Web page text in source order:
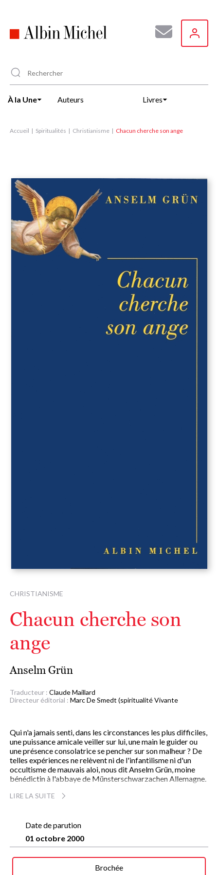
principal
À la Une Auteurs Livres
Accueil Spiritualités Christianisme Chacun cherche son ange
CHRISTIANISME
Chacun cherche son
ange
Anselm Grün
Traducteur : Claude Maillard
Directeur éditorial : Marc De Smedt (spiritualité Vivante
Qui n'a jamais senti, dans les circonstances les plus difficiles,
une puissance amicale veiller sur lui, une main le guider ou
une présence consolatrice se pencher sur son malheur ? De
telles expériences ne relèvent ni de l'infantilisme ni d'un
occultisme de mauvais aloi, nous dit Anselm Grün, moine
bénédictin à l'abbaye de Münsterschwarzachen Allemagne.
duPetit traité de spiritualité au quotidien
des profondeurs, il explore cette zone frontière entre notre
univers intérieur et le monde extérieur, où l'ange gardien
manifeste sa fonction protectrice. De l'ange de la vocation à
Gabriel l'annonciateur de bonnes nouvelles, les figures
angéliques sont toujours les messagers de l'amour de Dieu.
LIRE LA SUITE
Date de parution
01 octobre 2000
Brochée